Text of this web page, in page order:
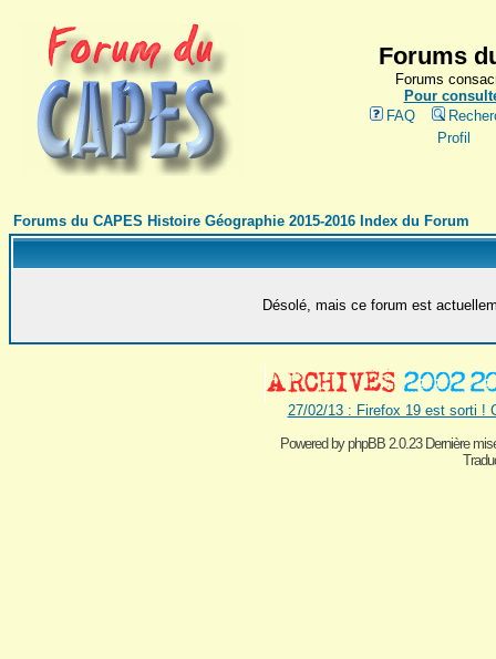
Forums
Forums
Pour
FAQ
Profil
Forums du CAPES Histoire Géographie 2015-2016 Index du Forum
Désolé, mais ce forum est
27/02/13 : Firefox 19 est sorti !
Powered byphpBB 2.0.23 Dernière